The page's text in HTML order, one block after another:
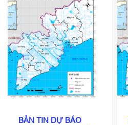
BẢN TIN DỰ BÁO